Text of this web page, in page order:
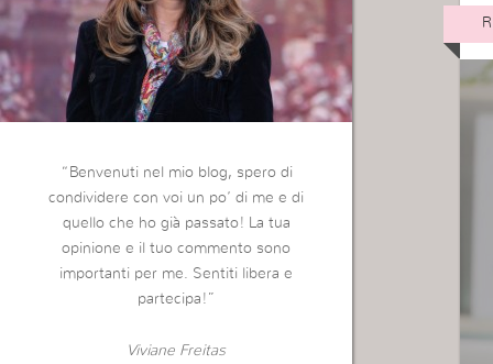
“Benvenuti nel mio blog, spero di
condividere con voi un po’ di me e di
quello che ho già passato! La tua
opinione e il tuo commento sono
importanti per me. Sentiti libera e
partecipa!”
Viviane Freitas